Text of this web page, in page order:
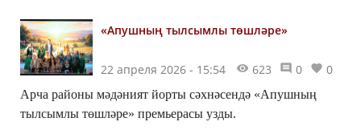
«Апушның тылсымлы төшләре»
22 апреля 2026 - 15:54 623 0 0
Арча районы мәдәният йорты сәхнәсендә «Апушның
тылсымлы төшләре» премьерасы узды.